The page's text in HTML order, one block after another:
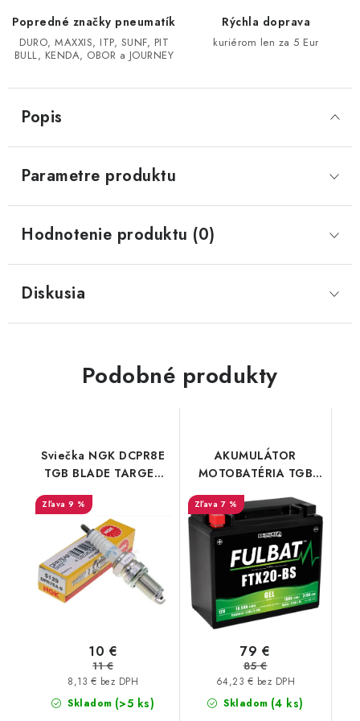
CF MOTO CFORCE X850/X1000
LINHAI 400/500/M550/650
Podmienky ochrany osobných údajov
Reklamačný poriadok - formulár
Popredné značky pneumatík
DURO, MAXXIS, ITP, SUNF, PIT
BULL, KENDA, OBOR a JOURNEY
Rýchla doprava
kuriérom len za 5 Eur
Popis
Parametre produktu
Hodnotenie produktu (0)
Diskusia
Podobné produkty
Sviečka NGK DCPR8E
TGB BLADE TARGET
600/1000
9 %
Skladom (>5 ks)
8,13 € bez DPH
10 €
11 €
AKUMULÁTOR
MOTOBATÉRIA TGB
BLADE Fulbat gel
FTX20L-BS/YTX20L-BS
7 %
Skladom (4 ks)
64,23 € bez DPH
79 €
85 €